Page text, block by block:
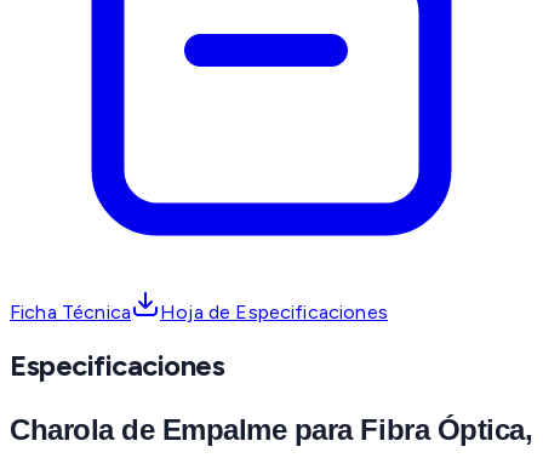
Ficha Técnica Hoja de Especificaciones
Especificaciones
Charola de Empalme para Fibra Óptica,